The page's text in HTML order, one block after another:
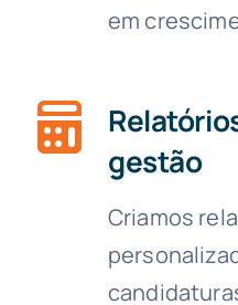
em
gestão
Criamos